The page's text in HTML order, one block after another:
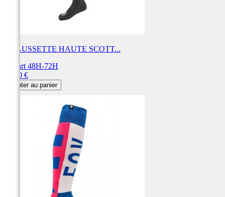
CHAUSSETTE HAUTE SCOTT...
Départ 48H-72H
35,90 €
Ajouter au panier